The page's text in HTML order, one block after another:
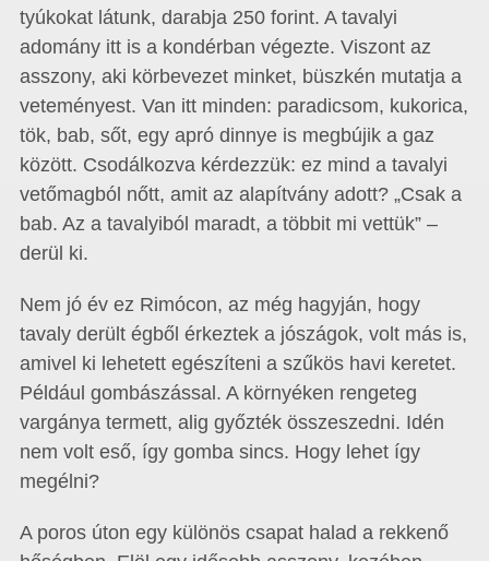
tyúkokat látunk, darabja 250 forint. A tavalyi
adomány itt is a kondérban végezte. Viszont az
asszony, aki körbevezet minket, büszkén mutatja a
veteményest. Van itt minden: paradicsom, kukorica,
tök, bab, sőt, egy apró dinnye is megbújik a gaz
között. Csodálkozva kérdezzük: ez mind a tavalyi
vetőmagból nőtt, amit az alapítvány adott? „Csak a
bab. Az a tavalyiból maradt, a többit mi vettük” –
derül ki.
Nem jó év ez Rimócon, az még hagyján, hogy
tavaly derült égből érkeztek a jószágok, volt más is,
amivel ki lehetett egészíteni a szűkös havi keretet.
Például gombászással. A környéken rengeteg
vargánya termett, alig győzték összeszedni. Idén
nem volt eső, így gomba sincs. Hogy lehet így
megélni?
A poros úton egy különös csapat halad a rekkenő